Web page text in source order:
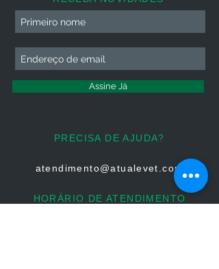
Assine Já
PRECISA DE AJUDA?
atendimento@atualevet.com
HORÁRIO DE ATENDIMENTO